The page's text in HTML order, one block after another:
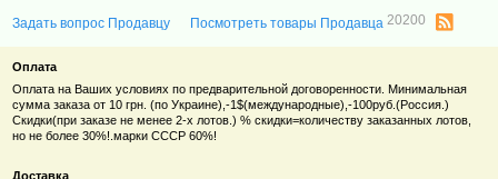
Задать вопрос Продавцу Посмотреть товары Продавца20200
Оплата
Оплата на Ваших условиях по предварительной договоренности. Минимальная
сумма заказа от 10 грн. (по Украине),-1$(международные),-100руб.(Россия.)
Скидки(при заказе не менее 2-х лотов.) % скидки=количеству заказанных лотов,
но не более 30%!.марки СССР 60%!
Доставка